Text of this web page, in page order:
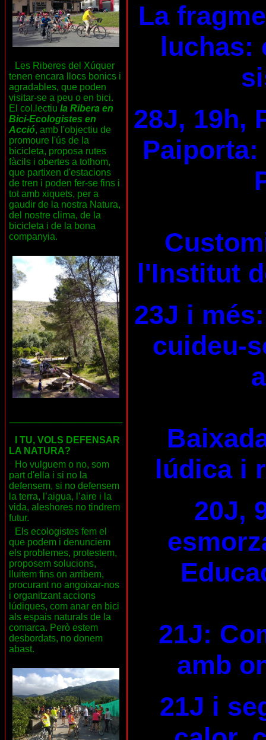
Les Riberes del Xúquer
tenen encara llocs bonics i
agradables, que poden
visitar-se a peu o en bici.
El col.lectiu la Ribera en
Bici-Ecologistes en
Acció, amb l'objectiu de
promoure l'ús de la
bicicleta, proposa rutes
fàcils i obertes a tothom,
que partixen d'estacions
de tren i poden fer-se fins i
tot amb xiquets, per a
gaudir de la nostra Natura,
del nostre clima, de la
bicicleta i de la bona
companyia.
I TU, VOLS DEFENSAR
LA NATURA?
Ho vulguem o no, som
part d'ella i si no la
defensem, si no defensem
la terra, l’aigua, l’aire i la
vida, aleshores no tindrem
futur.
Els ecologistes fem el
que podem i denunciem
els problemes, protestem,
proposem solucions,
lluitem fins on arribem,
procurant no angoixar-nos
i organitzant accions
lúdiques, com anar en bici
als espais naturals de la
comarca. Però estem
desbordats, no donem
abast.
La
luchas:
28J, 19h,
Paiporta:
l'Institut
23J i
cuideu-
lúdica i
20J,
21J:
amb
21J i